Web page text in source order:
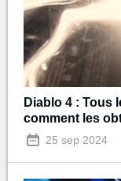
Diablo 4 : Tous
comment les
25 sep 2024